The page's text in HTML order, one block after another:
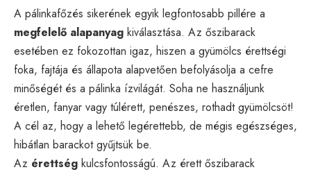
A pálinkafőzés sikerének egyik legfontosabb pillére a
megfelelő alapanyag kiválasztása. Az őszibarack
esetében ez fokozottan igaz, hiszen a gyümölcs érettségi
foka, fajtája és állapota alapvetően befolyásolja a cefre
minőségét és a pálinka ízvilágát. Soha ne használjunk
éretlen, fanyar vagy túlérett, penészes, rothadt gyümölcsöt!
A cél az, hogy a lehető legérettebb, de mégis egészséges,
hibátlan barackot gyűjtsük be.
Az érettség kulcsfontosságú. Az érett őszibarack